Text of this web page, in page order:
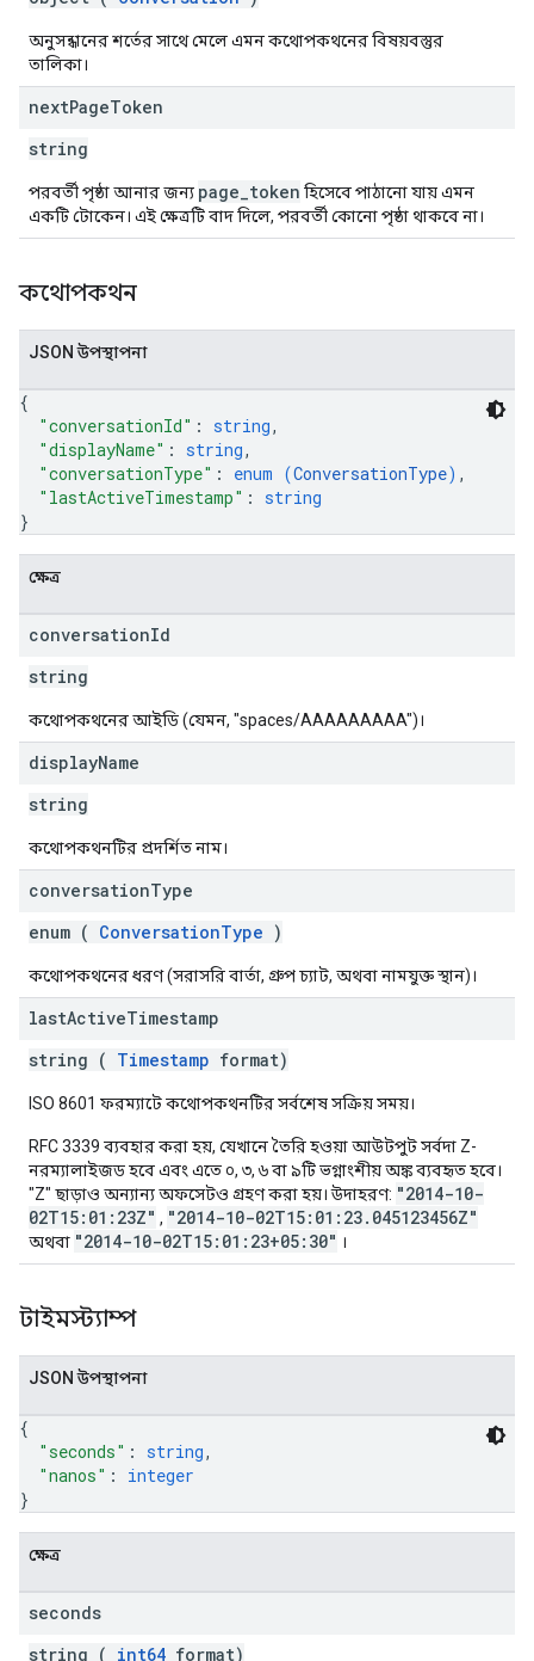
অনুসন্ধানের শর্তের সাথে মেলে এমন কথোপকথনের বিষয়বস্তুর
তালিকা।
nextPageToken
string
পরবর্তী পৃষ্ঠা আনার জন্য page_token হিসেবে পাঠানো যায় এমন
একটি টোকেন। এই ক্ষেত্রটি বাদ দিলে, পরবর্তী কোনো পৃষ্ঠা থাকবে না।
কথোপকথন
JSON উপস্থাপনা
{
"conversationId" : string,
"displayName" : string,
"conversationType" : enum (ConversationType) ,
"lastActiveTimestamp" : string
}
ক্ষেত্র
conversationId
string
কথোপকথনের আইডি (যেমন, "spaces/AAAAAAAAA")।
displayName
string
কথোপকথনটির প্রদর্শিত নাম।
conversationType
enum ( ConversationType )
কথোপকথনের ধরণ (সরাসরি বার্তা, গ্রুপ চ্যাট, অথবা নামযুক্ত স্থান)।
lastActiveTimestamp
string ( Timestamp format)
ISO 8601 ফরম্যাটে কথোপকথনটির সর্বশেষ সক্রিয় সময়।
RFC 3339 ব্যবহার করা হয়, যেখানে তৈরি হওয়া আউটপুট সর্বদা Z-
নরম্যালাইজড হবে এবং এতে ০, ৩, ৬ বা ৯টি ভগ্নাংশীয় অঙ্ক ব্যবহৃত হবে।
"Z" ছাড়াও অন্যান্য অফসেটও গ্রহণ করা হয়। উদাহরণ: "2014-10-
02T15:01:23Z" , "2014-10-02T15:01:23.045123456Z"
অথবা "2014-10-02T15:01:23+05:30" ।
টাইমস্ট্যাম্প
JSON উপস্থাপনা
{
"seconds" : string,
"nanos" : integer
}
ক্ষেত্র
seconds
string ( int64 format)